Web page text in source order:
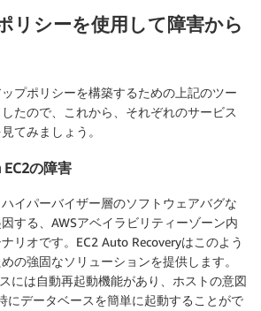
リシーを使用して障害から
プポリシーを構築するための上記のツー
たので、これから、それぞれのサービス
てみましょう。
の障害
イパーバイザー層のソフトウェアバグな
する、AWSアベイラビリティーゾーン内
リオです。EC2 Auto Recoveryはこのよう
の強固なソリューションを提供します。
には自動再起動機能があり、ホストの意図
にデータベースを簡単に起動することがで